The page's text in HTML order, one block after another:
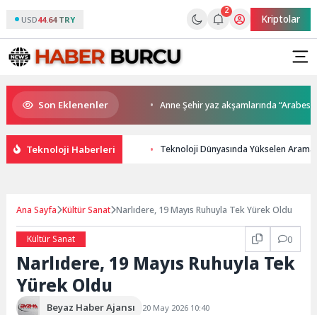
USD44.64 TRY
2
Kriptolar
Son Eklenenler
kupalar sahiplerini buldu Anne Şehir yaz akşamlarında “Arabesk”
Teknoloji Haberleri Teknoloji Dünyasında Yükselen
Ana Sayfa Kültür Sanat Narlıdere, 19 Mayıs Ruhuyla Tek Yürek Oldu
Kültür Sanat 0
Narlıdere, 19 Mayıs Ruhuyla Tek
Yürek Oldu
Beyaz Haber Ajansı
20 May 2026 10:40